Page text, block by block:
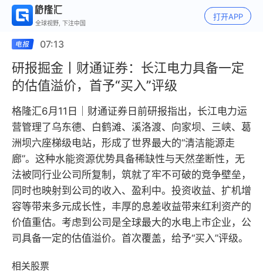
全球视野, 下注中国
打开APP
07:13
研报掘金丨财通证券：长江电力具备一定
的估值溢价，首予“买入”评级
格隆汇6月11日｜财通证券日前研报指出，长江电力运
营管理了乌东德、白鹤滩、溪洛渡、向家坝、三峡、葛
洲坝六座梯级电站，形成了世界最大的“清洁能源走
廊”。这种水能资源优势具备稀缺性与天然垄断性，无
法被同行业公司所复制，筑就了牢不可破的竞争壁垒，
同时也映射到公司的收入、盈利中。投资收益、扩机增
容等带来多元成长性，丰厚的息差收益带来红利资产的
价值重估。考虑到公司是全球最大的水电上市企业，公
司具备一定的估值溢价。首次覆盖，给予“买入”评级。
相关股票